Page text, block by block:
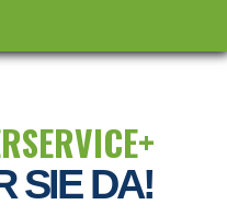
SIE DA!